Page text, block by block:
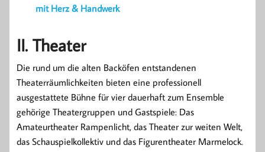
mit Herz & Handwerk
II. Theater
Die rund um die alten Backöfen entstandenen
Theaterräumlichkeiten bieten eine professionell
ausgestattete Bühne für vier dauerhaft zum Ensemble
gehörige Theatergruppen und Gastspiele: Das
Amateurtheater Rampenlicht, das Theater zur weiten Welt,
das Schauspielkollektiv und das Figurentheater Marmelock.